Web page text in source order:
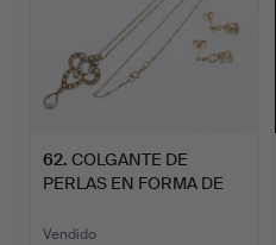
62. COLGANTE DE
PERLAS EN FORMA DE
Vendido